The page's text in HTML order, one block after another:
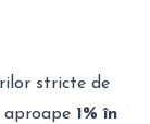
stricte de
aproape 1% în